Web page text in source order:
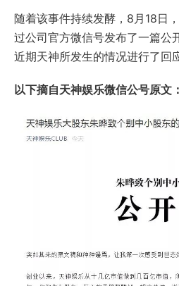
随着该事件持续发酵，8月18日
过公司官方微信号发布了一篇公
近期天神所发生的情况进行了回
以下摘自天神娱乐微信公号原文：